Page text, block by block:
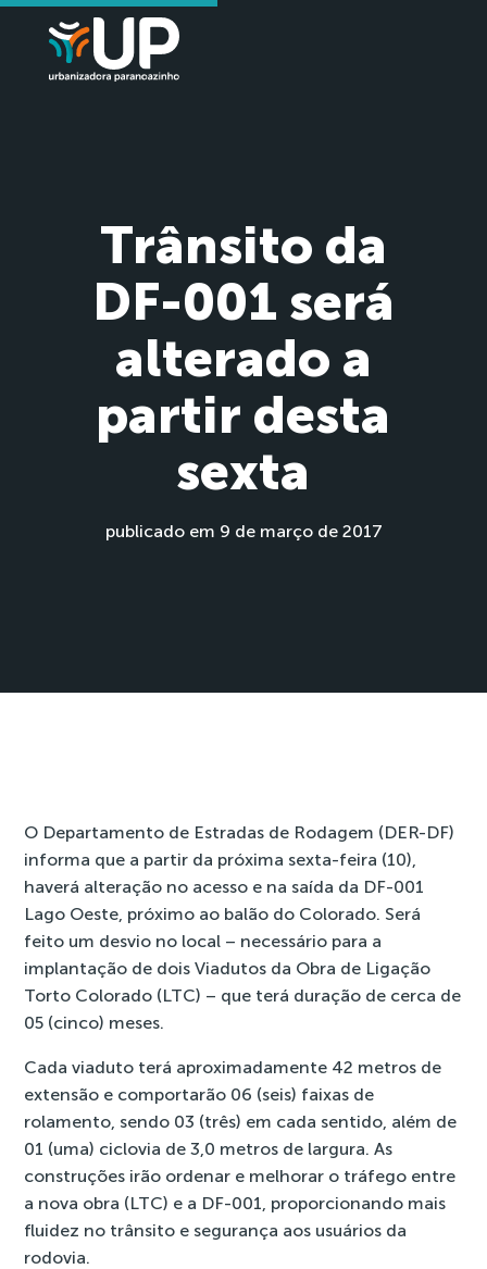
Trânsito da
DF-001 será
alterado a
partir desta
sexta
publicado em 9 de março de 2017
O Departamento de Estradas de Rodagem (DER-DF)
informa que a partir da próxima sexta-feira (10),
haverá alteração no acesso e na saída da DF-001
Lago Oeste, próximo ao balão do Colorado. Será
feito um desvio no local – necessário para a
implantação de dois Viadutos da Obra de Ligação
Torto Colorado (LTC) – que terá duração de cerca de
05 (cinco) meses.
Cada viaduto terá aproximadamente 42 metros de
extensão e comportarão 06 (seis) faixas de
rolamento, sendo 03 (três) em cada sentido, além de
01 (uma) ciclovia de 3,0 metros de largura. As
construções irão ordenar e melhorar o tráfego entre
a nova obra (LTC) e a DF-001, proporcionando mais
fluidez no trânsito e segurança aos usuários da
rodovia.